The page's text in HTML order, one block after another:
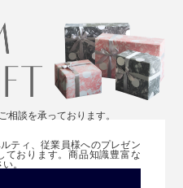
談を承っております。
ティ、従業員様へのプレゼン
ております。商品知識豊富な
い。